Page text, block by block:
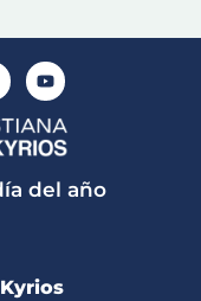
Y
o
u
t
u
b
del año